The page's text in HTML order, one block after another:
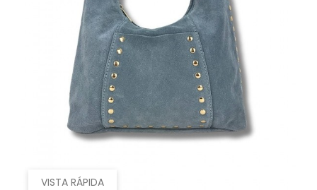
VISTA RÁPIDA